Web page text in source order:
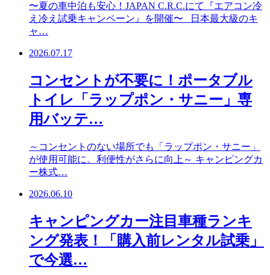
〜夏の車中泊も安心！JAPAN C.R.C.にて『エアコン冷
え冷え試乗キャンペーン』を開催〜 日本最大級のキ
ャ…
2026.07.17
コンセントが不要に！ポータブル
トイレ「ラップポン・サニー」専
用バッテ…
～コンセントのない場所でも「ラップポン・サニー」
が使用可能に。利便性がさらに向上～ キャンピングカ
ー株式…
2026.06.10
キャンピングカー注目車種ランキ
ング発表！「購入前レンタル試乗」
で今選…